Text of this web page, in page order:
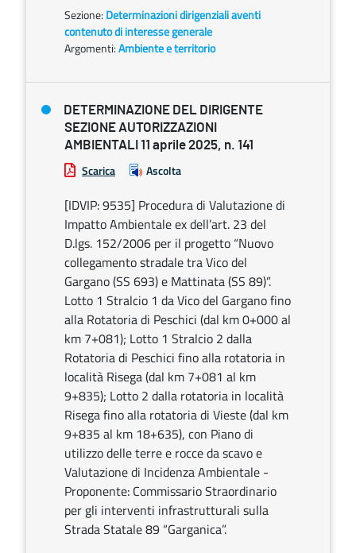
Sezione: Determinazioni dirigenziali aventi
contenuto di interesse generale
Argomenti:Ambiente e territorio
DETERMINAZIONE DEL DIRIGENTE
SEZIONE AUTORIZZAZIONI
AMBIENTALI 11 aprile 2025, n. 141
Scarica Ascolta
[IDVIP: 9535] Procedura di Valutazione di
Impatto Ambientale ex dell’art. 23 del
D.lgs. 152/2006 per il progetto “Nuovo
collegamento stradale tra Vico del
Gargano (SS 693) e Mattinata (SS 89)”.
Lotto 1 Stralcio 1 da Vico del Gargano fino
alla Rotatoria di Peschici (dal km 0+000 al
km 7+081); Lotto 1 Stralcio 2 dalla
Rotatoria di Peschici fino alla rotatoria in
località Risega (dal km 7+081 al km
9+835); Lotto 2 dalla rotatoria in località
Risega fino alla rotatoria di Vieste (dal km
9+835 al km 18+635), con Piano di
utilizzo delle terre e rocce da scavo e
Valutazione di Incidenza Ambientale -
Proponente: Commissario Straordinario
per gli interventi infrastrutturali sulla
Strada Statale 89 “Garganica”.